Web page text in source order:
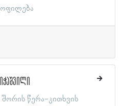
წერა-კითხვის